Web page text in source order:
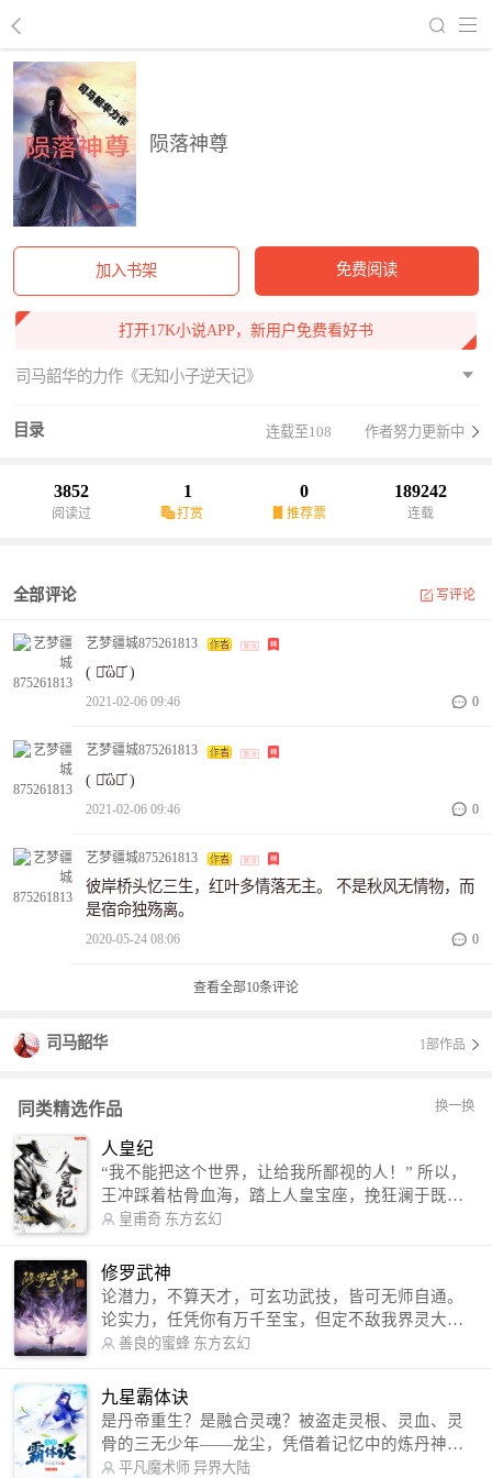
陨落神尊
加入书架 免费阅读
打开17K小说APP，新用户免费看好书
司马韶华的力作《无知小子逆天记》
目录 连载至108 作者努力更新中
3852
阅读过
1
打赏
0
推荐票
189242
连载
全部评论 写评论
艺梦疆城875261813
( ･᷅ὢ･᷄ )
2021-02-06 09:46 0
艺梦疆城875261813
( ･᷅ὢ･᷄ )
2021-02-06 09:46 0
艺梦疆城875261813
彼岸桥头忆三生，红叶多情落无主。 不是秋风无情物，而
是宿命独殇离。
2020-05-24 08:06 0
查看全部10条评论
司马韶华 1部作品
同类精选作品 换一换
人皇纪
“我不能把这个世界，让给我所鄙视的人！” 所以，
王冲踩着枯骨血海，踏上人皇宝座，挽狂澜于既
倒，扶大厦之将倾，成就了一段无上的传说！ 微信
微博：皇甫奇（地址：http://weibo.com/u/25284575
87） QQ交流群：320238210【普通群】 574501330
【VIP订阅群】 欢迎大家关注。
皇甫奇 东方玄幻
修罗武神
论潜力，不算天才，可玄功武技，皆可无师自通。
论实力，任凭你有万千至宝，但定不敌我界灵大
军。 我是谁？天下众生视我为修罗，却不知，我以
信公众号：善良的蜜蜂后援会）
善良的蜜蜂 东方玄幻
九星霸体诀
是丹帝重生？是融合灵魂？被盗走灵根、灵血、灵
骨的三无少年——龙尘，凭借着记忆中的炼丹神
术，修行神秘功法九星霸体诀，拨开重重迷雾，解
平凡魔术师 异界大陆